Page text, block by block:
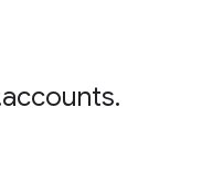
accounts.